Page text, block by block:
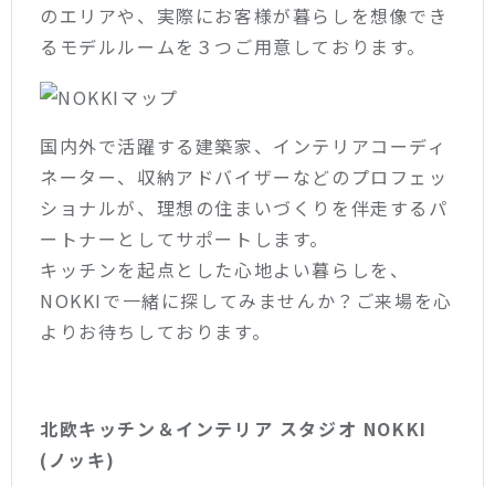
のエリアや、実際にお客様が暮らしを想像でき
るモデルルームを３つご用意しております。
国内外で活躍する建築家、インテリアコーディ
ネーター、収納アドバイザーなどのプロフェッ
ショナルが、理想の住まいづくりを伴走するパ
ートナーとしてサポートします。
キッチンを起点とした心地よい暮らしを、
NOKKIで一緒に探してみませんか？ご来場を心
よりお待ちしております。
北欧キッチン＆インテリア スタジオ NOKKI
(ノッキ)